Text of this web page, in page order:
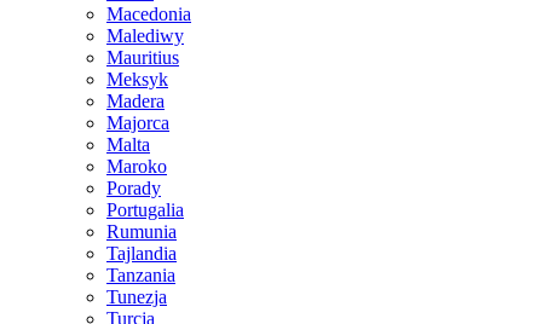
Macedonia
Malediwy
Mauritius
Meksyk
Madera
Majorca
Malta
Maroko
Porady
Portugalia
Rumunia
Tajlandia
Tanzania
Tunezja
Turcja